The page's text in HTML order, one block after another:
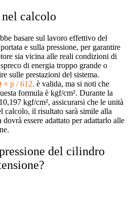
calcolo
basare sul lavoro effettivo del
e sulla pressione, per garantire
sia vicina alle reali condizioni di
di energia troppo grande o
sulle prestazioni del sistema.
× p / 612, è valida, ma si noti che
formula è kgf/cm². Durante la
kgf/cm², assicurarsi che le unità
calcolo, il risultato sarà simile alla
essere adattato per adattarlo alle
del cilindro